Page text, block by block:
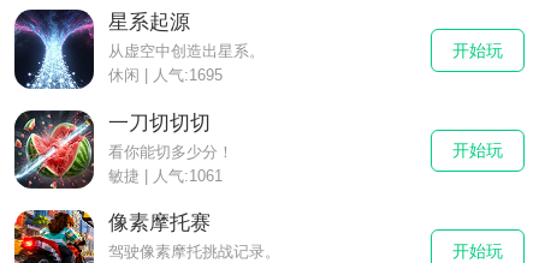
星系起源
从虚空中创造出星系。
休闲 | 人气:1695
开始玩
一刀切切切
看你能切多少分！
敏捷 | 人气:1061
开始玩
像素摩托赛
驾驶像素摩托挑战记录。
开始玩